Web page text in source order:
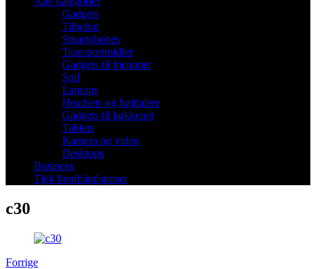
Gadgets
Tilbehør
Smartphones
Transportmidler
Gadgets til hjemmet
Spil
Laptops
Headsets og højttalere
Gadgets til køkkenet
Tablets
Kamera og video
Desktops
Business
Tjek bredbåndspriser
c30
Forrige